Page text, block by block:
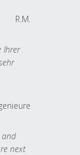
R.M.
Ihrer
and
next